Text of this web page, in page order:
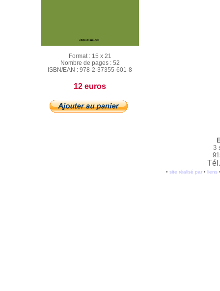
Format : 15 x 21
Nombre de pages : 52
ISBN/EAN : 978-2-37355-601-8
12 euros
3
• site réalisé par• liens